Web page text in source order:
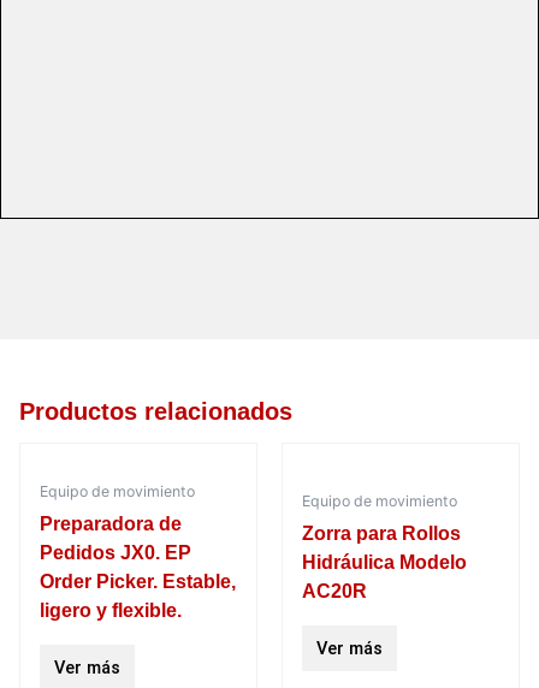
Productos relacionados
Equipo de movimiento
Preparadora de
Pedidos JX0. EP
Order Picker. Estable,
ligero y flexible.
Ver más
Equipo de movimiento
Zorra para Rollos
Hidráulica Modelo
AC20R
Ver más